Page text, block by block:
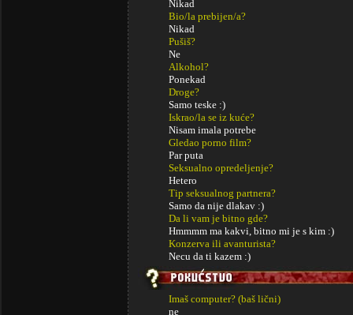
Nikad
Bio/la prebijen/a?
Nikad
Pušiš?
Ne
Alkohol?
Ponekad
Droge?
Samo teske :)
Iskrao/la se iz kuće?
Nisam imala potrebe
Gledao porno film?
Par puta
Seksualno opredeljenje?
Hetero
Tip seksualnog partnera?
Samo da nije dlakav :)
Da li vam je bitno gde?
Hmmmm ma kakvi, bitno mi je s kim :)
Konzerva ili avanturista?
Necu da ti kazem :)
Imaš computer? (baš lični)
ne